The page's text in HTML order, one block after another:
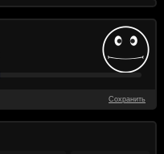
Сохранить